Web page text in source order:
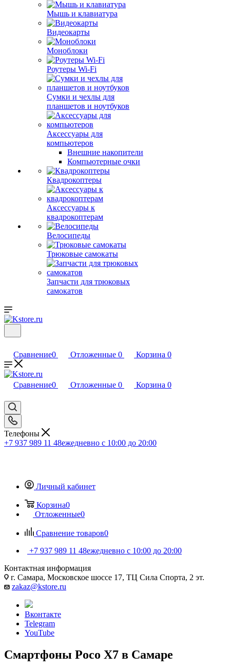
Мышь и клавиатура
Видеокарты
Моноблоки
Роутеры Wi-Fi
Сумки и чехлы для
планшетов и ноутбуков
Аксессуары для
компьютеров
Внешние накопители
Компьютерные очки
Квадрокоптеры
Аксессуары к
квадрокоптерам
Велосипеды
Трюковые самокаты
Запчасти для трюковых
самокатов
Сравнение0 Отложенные 0 Корзина 0
Сравнение0 Отложенные 0 Корзина 0
Телефоны
+7 937 989 11 48ежедневно с 10:00 до 20:00
Личный кабинет
Корзина0
Отложенные0
Сравнение товаров0
+7 937 989 11 48ежедневно с 10:00 до 20:00
Контактная информация
г. Самара, Московское шоссе 17, ТЦ Сила Спорта, 2 эт.
zakaz@kstore.ru
Вконтакте
Telegram
YouTube
Смартфоны Poco X7 в Самаре